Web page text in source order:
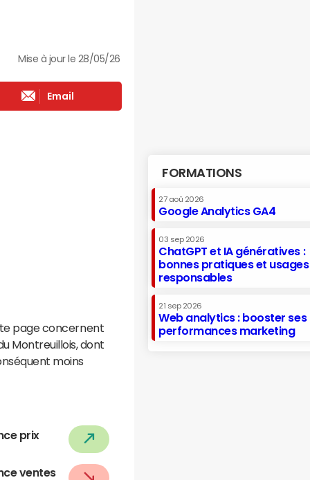
Mise à jour le 28/05/26
Email
page concernent
Montreuillois, dont
moins
prix
ventes
FORMATIONS
27 aoû 2026
Google Analytics GA4
03 sep 2026
ChatGPT et IA génératives :
bonnes pratiques et usages
responsables
21 sep 2026
Web analytics : booster ses
performances marketing